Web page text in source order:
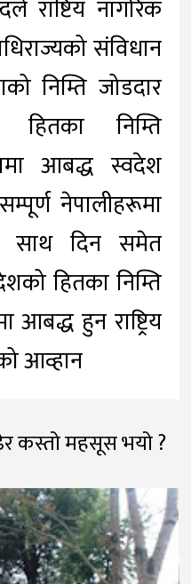
राष्टिय नागरिक
संविधान
निम्ति जोडदार
निम्ति
आबद्ध स्वदेश
नेपालीहरूमा
साथ दिन समेत
हितका निम्ति
आबद्ध हुन राष्ट्रिय
आव्हान
कस्तो महसूस भयो ?